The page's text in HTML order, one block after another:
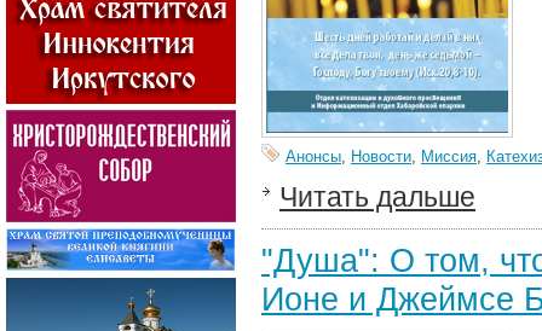
Анонсы, Новости, Миссия,
Читать дальше
"Душа": О том,
Ионе и Джеймсе